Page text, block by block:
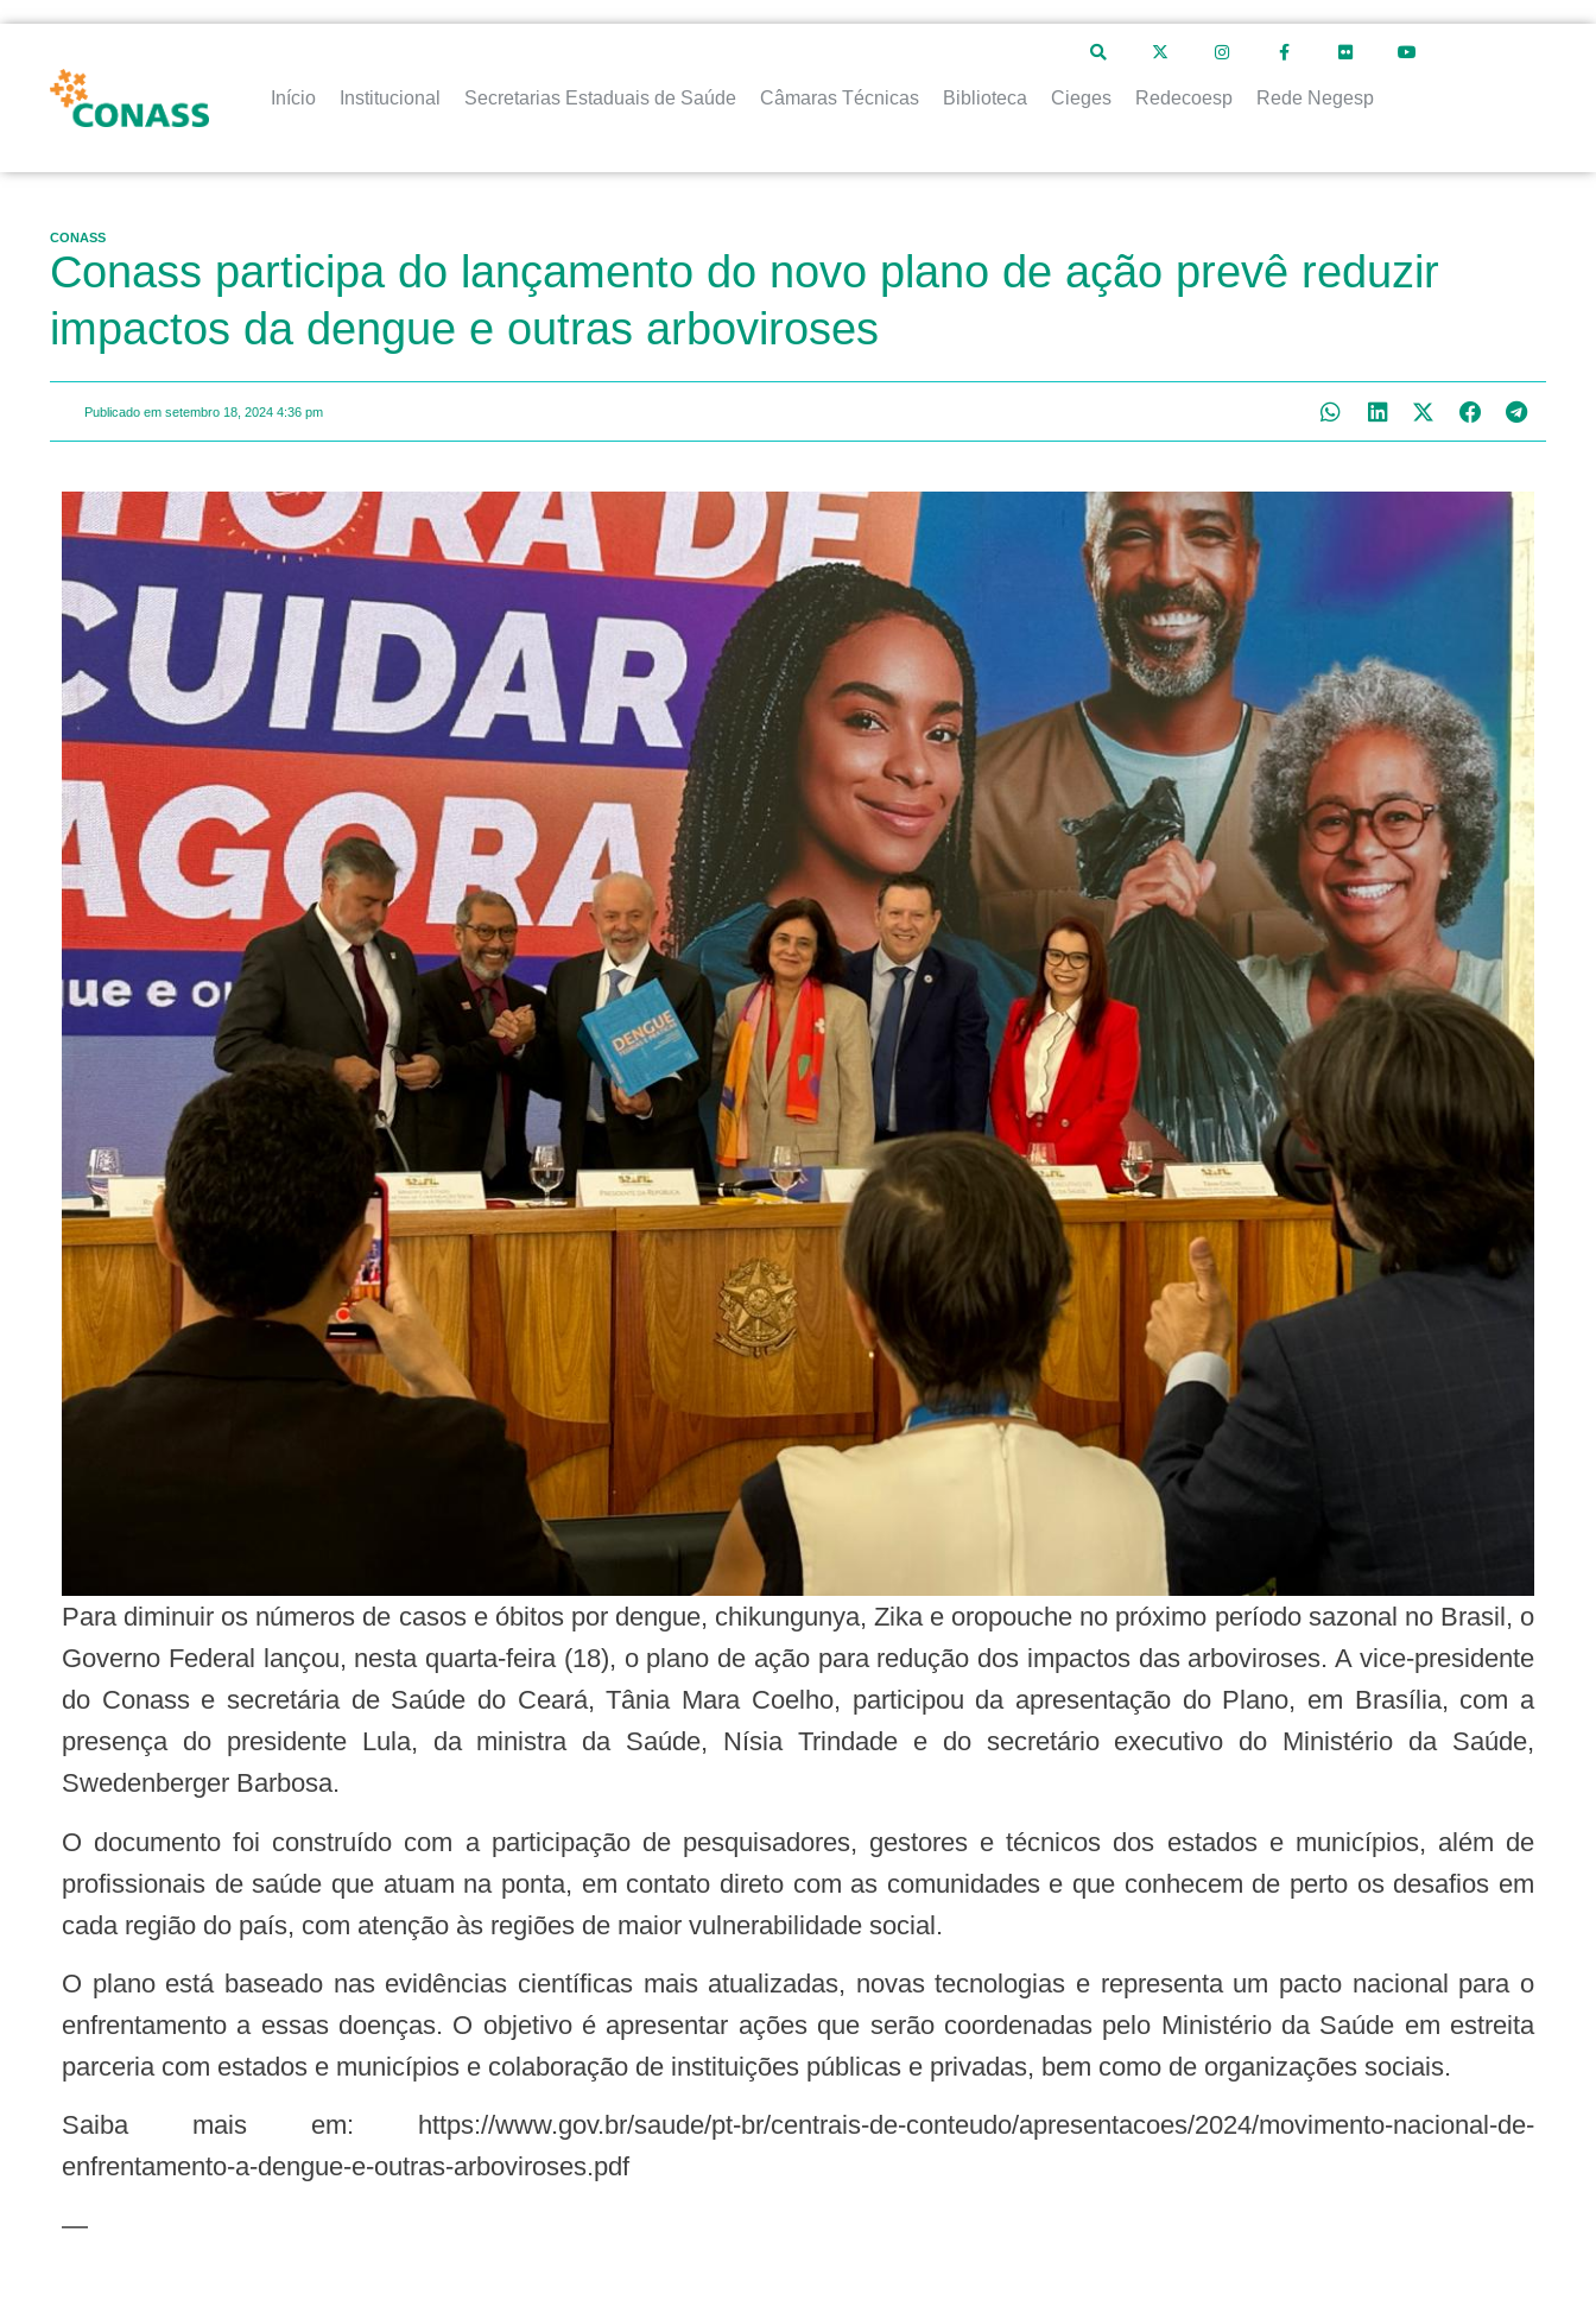
Início Institucional Secretarias Estaduais de Saúde Câmaras Técnicas Biblioteca Cieges Redecoesp Rede Negesp
CONASS
Conass participa do lançamento do novo plano de ação prevê reduzir
impactos da dengue e outras arboviroses
Publicado em setembro 18, 2024 4:36 pm
Para diminuir os números de casos e óbitos por dengue, chikungunya, Zika e oropouche no próximo período sazonal no Brasil, o
Governo Federal lançou, nesta quarta-feira (18), o plano de ação para redução dos impactos das arboviroses. A vice-presidente
do Conass e secretária de Saúde do Ceará, Tânia Mara Coelho, participou da apresentação do Plano, em Brasília, com a
presença do presidente Lula, da ministra da Saúde, Nísia Trindade e do secretário executivo do Ministério da Saúde,
Swedenberger Barbosa.
O documento foi construído com a participação de pesquisadores, gestores e técnicos dos estados e municípios, além de
profissionais de saúde que atuam na ponta, em contato direto com as comunidades e que conhecem de perto os desafios em
cada região do país, com atenção às regiões de maior vulnerabilidade social.
O plano está baseado nas evidências científicas mais atualizadas, novas tecnologias e representa um pacto nacional para o
enfrentamento a essas doenças. O objetivo é apresentar ações que serão coordenadas pelo Ministério da Saúde em estreita
parceria com estados e municípios e colaboração de instituições públicas e privadas, bem como de organizações sociais.
Saiba mais em: https://www.gov.br/saude/pt-br/centrais-de-conteudo/apresentacoes/2024/movimento-nacional-de-
enfrentamento-a-dengue-e-outras-arboviroses.pdf
—